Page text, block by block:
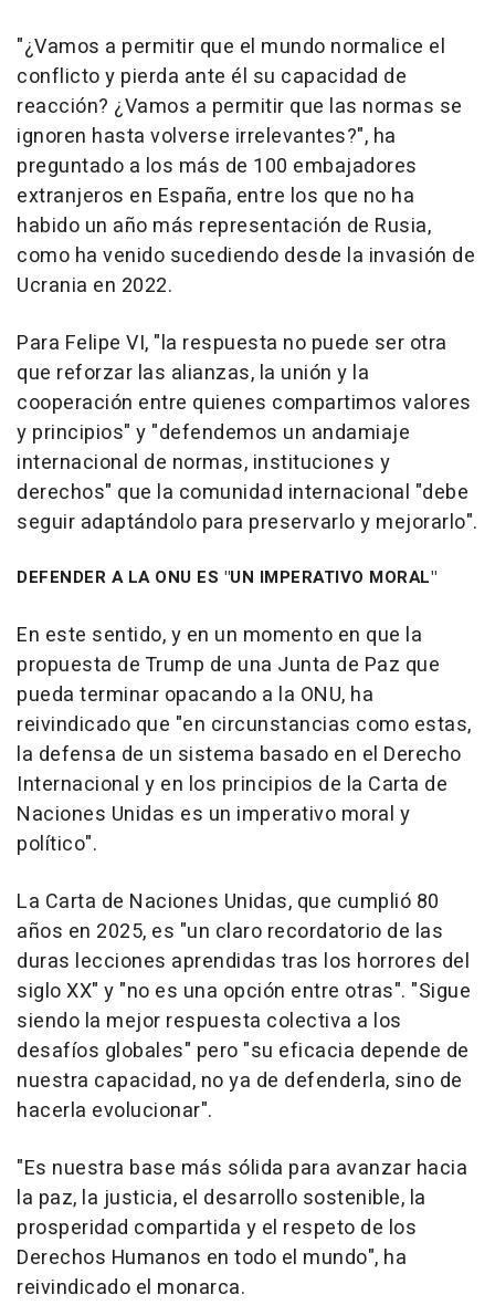
"¿Vamos a permitir que el mundo normalice el
conflicto y pierda ante él su capacidad de
reacción? ¿Vamos a permitir que las normas se
ignoren hasta volverse irrelevantes?", ha
preguntado a los más de 100 embajadores
extranjeros en España, entre los que no ha
habido un año más representación de Rusia,
como ha venido sucediendo desde la invasión de
Ucrania en 2022.
Para Felipe VI, "la respuesta no puede ser otra
que reforzar las alianzas, la unión y la
cooperación entre quienes compartimos valores
y principios" y "defendemos un andamiaje
internacional de normas, instituciones y
derechos" que la comunidad internacional "debe
seguir adaptándolo para preservarlo y mejorarlo".
DEFENDER A LA ONU ES "UN IMPERATIVO MORAL"
En este sentido, y en un momento en que la
propuesta de Trump de una Junta de Paz que
pueda terminar opacando a la ONU, ha
reivindicado que "en circunstancias como estas,
la defensa de un sistema basado en el Derecho
Internacional y en los principios de la Carta de
Naciones Unidas es un imperativo moral y
político".
La Carta de Naciones Unidas, que cumplió 80
años en 2025, es "un claro recordatorio de las
duras lecciones aprendidas tras los horrores del
siglo XX" y "no es una opción entre otras". "Sigue
siendo la mejor respuesta colectiva a los
desafíos globales" pero "su eficacia depende de
nuestra capacidad, no ya de defenderla, sino de
hacerla evolucionar".
"Es nuestra base más sólida para avanzar hacia
la paz, la justicia, el desarrollo sostenible, la
prosperidad compartida y el respeto de los
Derechos Humanos en todo el mundo", ha
reivindicado el monarca.